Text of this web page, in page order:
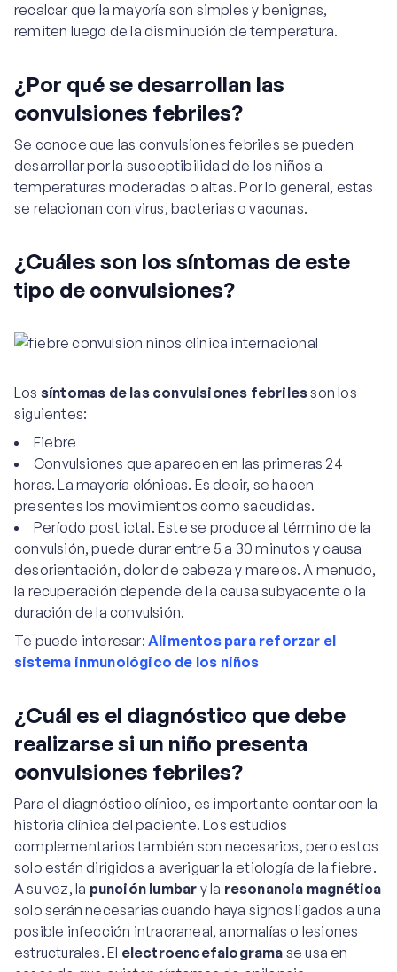
recalcar que la mayoría son simples y benignas,
remiten luego de la disminución de temperatura.
¿Por qué se desarrollan las
convulsiones febriles?
Se conoce que las convulsiones febriles se pueden
desarrollar por la susceptibilidad de los niños a
temperaturas moderadas o altas. Por lo general, estas
se relacionan con virus, bacterias o vacunas.
¿Cuáles son los síntomas de este
tipo de convulsiones?
Los síntomas de las convulsiones febrilesson los
siguientes:
Fiebre
Convulsiones que aparecen en las primeras 24
horas. La mayoría clónicas. Es decir, se hacen
presentes los movimientos como sacudidas.
Período post ictal. Este se produce al término de la
convulsión, puede durar entre 5 a 30 minutos y causa
desorientación, dolor de cabeza y mareos. A menudo,
la recuperación depende de la causa subyacente o la
duración de la convulsión.
Te puede interesar: Alimentos para reforzar el
sistema inmunológico de los niños
¿Cuál es el diagnóstico que debe
realizarse si un niño presenta
convulsiones febriles?
Para el diagnóstico clínico, es importante contar con la
historia clínica del paciente. Los estudios
complementarios también son necesarios, pero estos
solo están dirigidos a averiguar la etiología de la fiebre.
A su vez, la punción lumbar y la resonancia magnética
solo serán necesarias cuando haya signos ligados a una
posible infección intracraneal, anomalías o lesiones
estructurales. El electroencefalograma se usa en